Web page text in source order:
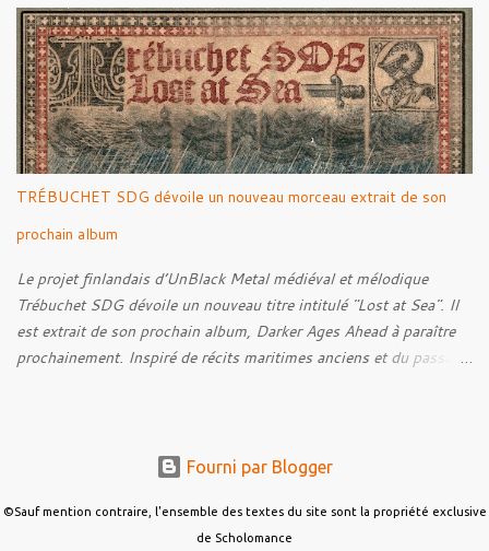
cette réflexion, Tracks est allé à la rencontre de Noise (
Kanonenfieber ) et de Dmytro Kumar ( 1914 ), qui reviennent sur
leur intérêt pour la Première Guerre mondiale. Le documentaire
donne également la parole au producteur Kristian "Kohle"
Kohlmannslehner, collaborateur de 1914 , ainsi qu'à l'historien
Ralf Raths, directeur du Musée allemand des blindés de Munster,
afin d'interroger plus largement la place des images de guerre
dans l'esthétique et l'imaginaire du Metal. Le reportage est à
découvrir ci-dessous :
TRÉBUCHET SDG dévoile un nouveau morceau extrait de son
prochain album
Le projet finlandais d’UnBlack Metal médiéval et mélodique
Trébuchet SDG dévoile un nouveau titre intitulé "Lost at Sea". Il
est extrait de son prochain album, Darker Ages Ahead à paraître
prochainement. Inspiré de récits maritimes anciens et du passage
la persévérance et de l’espoir face aux épreuves, alors que le
ténèbres qui l’entourent.
Fourni par Blogger
©Sauf mention contraire, l'ensemble des textes du site sont la propriété exclusive
de Scholomance